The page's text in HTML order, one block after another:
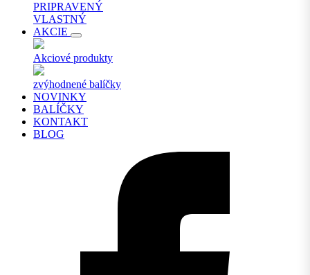
PRIPRAVENÝ
VLASTNÝ
AKCIE
Akciové produkty
zvýhodnené balíčky
NOVINKY
BALÍČKY
KONTAKT
BLOG